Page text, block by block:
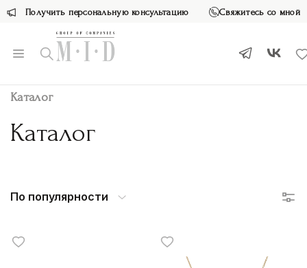
Получить персональную консультацию Свяжитесь со мной
Каталог
Каталог
По популярности